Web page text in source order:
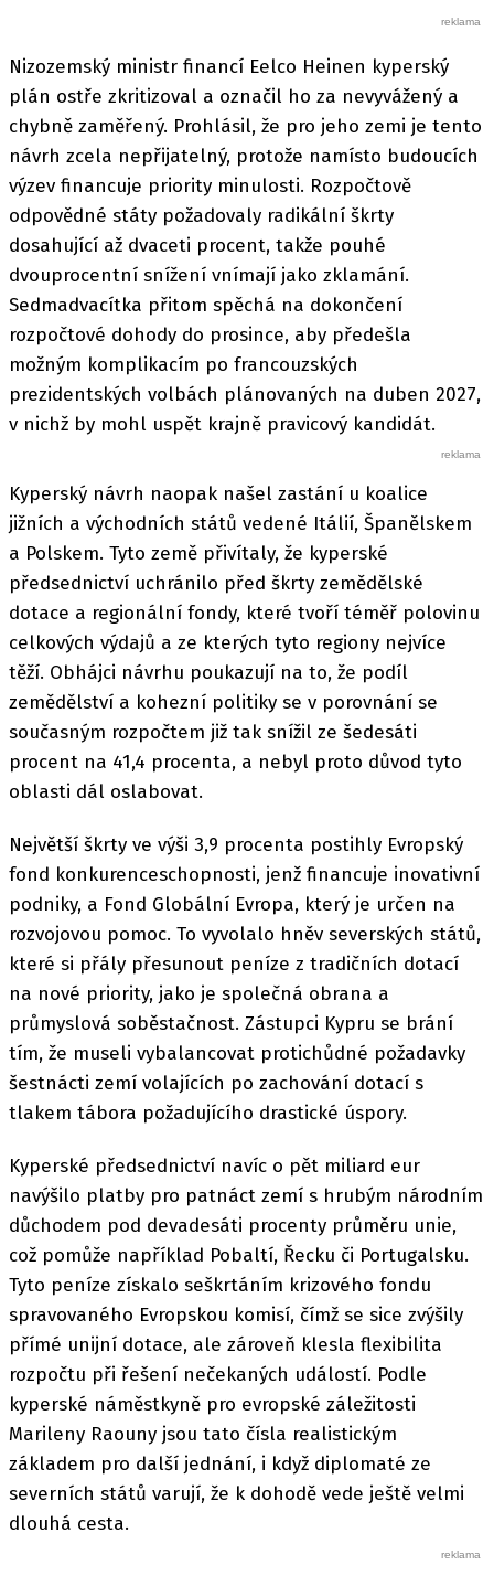
Nizozemský ministr financí Eelco Heinen kyperský
plán ostře zkritizoval a označil ho za nevyvážený a
chybně zaměřený. Prohlásil, že pro jeho zemi je tento
návrh zcela nepřijatelný, protože namísto budoucích
výzev financuje priority minulosti. Rozpočtově
odpovědné státy požadovaly radikální škrty
dosahující až dvaceti procent, takže pouhé
dvouprocentní snížení vnímají jako zklamání.
Sedmadvacítka přitom spěchá na dokončení
rozpočtové dohody do prosince, aby předešla
možným komplikacím po francouzských
prezidentských volbách plánovaných na duben 2027,
v nichž by mohl uspět krajně pravicový kandidát.
Kyperský návrh naopak našel zastání u koalice
jižních a východních států vedené Itálií, Španělskem
a Polskem. Tyto země přivítaly, že kyperské
předsednictví uchránilo před škrty zemědělské
dotace a regionální fondy, které tvoří téměř polovinu
celkových výdajů a ze kterých tyto regiony nejvíce
těží. Obhájci návrhu poukazují na to, že podíl
zemědělství a kohezní politiky se v porovnání se
současným rozpočtem již tak snížil ze šedesáti
procent na 41,4 procenta, a nebyl proto důvod tyto
oblasti dál oslabovat.
Největší škrty ve výši 3,9 procenta postihly Evropský
fond konkurenceschopnosti, jenž financuje inovativní
podniky, a Fond Globální Evropa, který je určen na
rozvojovou pomoc. To vyvolalo hněv severských států,
které si přály přesunout peníze z tradičních dotací
na nové priority, jako je společná obrana a
průmyslová soběstačnost. Zástupci Kypru se brání
tím, že museli vybalancovat protichůdné požadavky
šestnácti zemí volajících po zachování dotací s
tlakem tábora požadujícího drastické úspory.
Kyperské předsednictví navíc o pět miliard eur
navýšilo platby pro patnáct zemí s hrubým národním
důchodem pod devadesáti procenty průměru unie,
což pomůže například Pobaltí, Řecku či Portugalsku.
Tyto peníze získalo seškrtáním krizového fondu
spravovaného Evropskou komisí, čímž se sice zvýšily
přímé unijní dotace, ale zároveň klesla flexibilita
rozpočtu při řešení nečekaných událostí. Podle
kyperské náměstkyně pro evropské záležitosti
Marileny Raouny jsou tato čísla realistickým
základem pro další jednání, i když diplomaté ze
severních států varují, že k dohodě vede ještě velmi
dlouhá cesta.